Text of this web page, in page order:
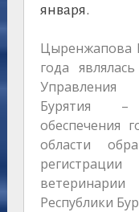
января.
Цыренжапова
года
Управления
Бурятия –
обеспечения
области
ветеринарии
Республики